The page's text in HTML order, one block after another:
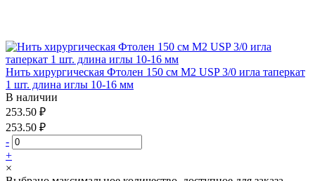
Нить хирургическая Фтолен 150 см М2 USP 3/0 игла таперкат
1 шт. длина иглы 10-16 мм
В наличии
253.50 ₽
253.50 ₽
-
+
×